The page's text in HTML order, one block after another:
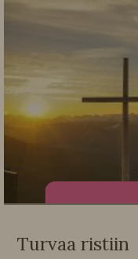
Turvaa ristiin